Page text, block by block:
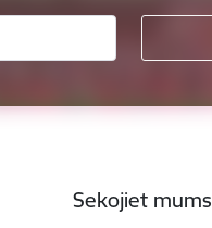
Sekojiet mums